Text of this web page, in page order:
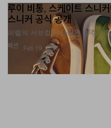
패션
루이 비통, 스케이트 스니
스니커 공식 공개
퍼렐의 서브컬쳐 사랑은 멈추지
Feb 19, 2026